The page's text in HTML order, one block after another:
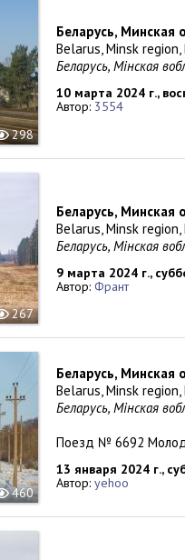
298
Беларусь, Минская
Belarus, Minsk
Беларусь, Мінская
10 марта 2024 г.,
Автор: 3554
267
Беларусь, Минская
Belarus, Minsk
Беларусь, Мінская
9 марта 2024 г.,
Автор: Франт
460
Беларусь, Минская
Belarus, Minsk
Беларусь, Мінская
Поезд № 6692
13 января 2024 г.,
Автор: yehoo